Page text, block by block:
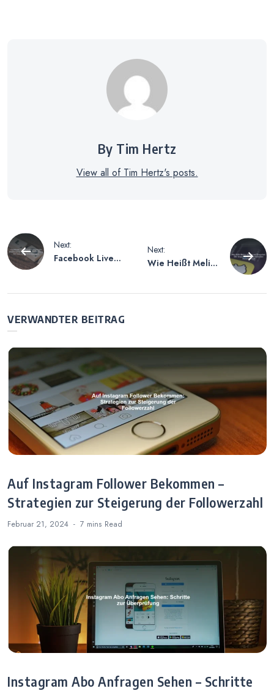
By Tim Hertz
View all of Tim Hertz's posts.
Beitragsnavigation
Next:
Facebook Live
Live-
Next:
Wie Heißt Melina
Snapchat – Der
VERWANDTER BEITRAG
Auf Instagram Follower Bekommen –
Strategien zur Steigerung der Followerzahl
Februar 21, 2024 7 mins Read
Instagram Abo Anfragen Sehen – Schritte